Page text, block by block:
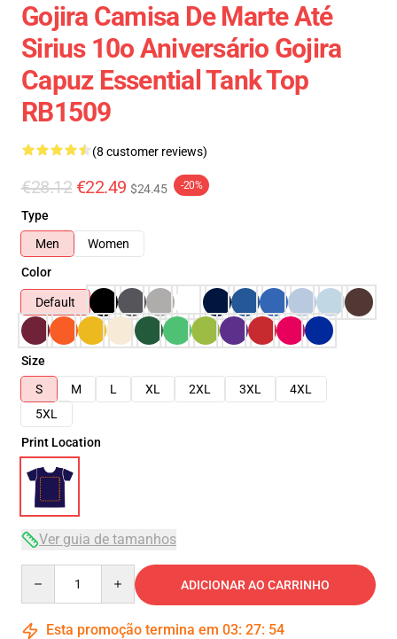
Gojira Camisa De Marte Até
Sirius 10o Aniversário Gojira
Capuz Essential Tank Top
RB1509
(8 customer reviews)
€28.12 €22.49 $24.45 -20%
Type
Men
Women
Color
Default
Size
S
M L XL 2XL 3XL
4XL
5XL
Print Location
Ver guia de tamanhos
ADICIONAR AO CARRINHO
Esta promoção termina em 03: 27: 53